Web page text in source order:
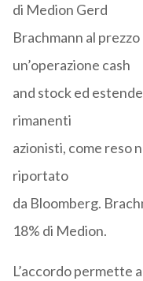
di Medion Gerd
Brachmann al
un’operazione cash
and stock ed
rimanenti
azionisti, come reso
riportato
da Bloomberg.
18% di Medion.
L’accordo permette